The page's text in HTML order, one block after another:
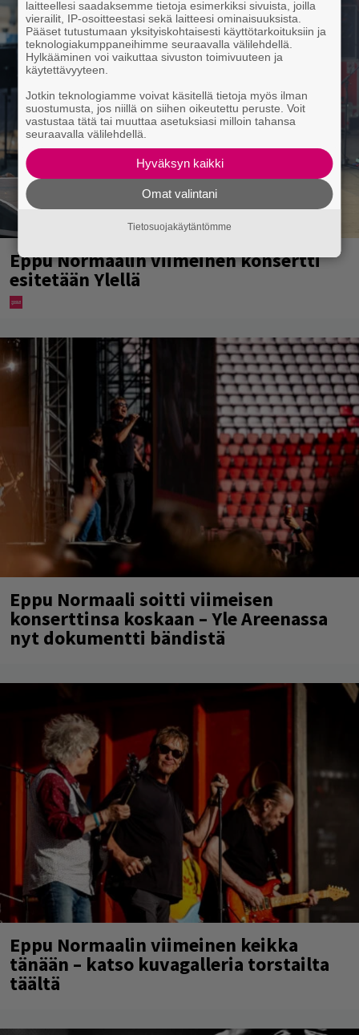
Eppu Normaalin viimeinen konsertti
esitetään Ylellä
Eppu Normaali soitti viimeisen
konserttinsa koskaan – Yle Areenassa
nyt dokumentti bändistä
Eppu Normaalin viimeinen keikka
tänään – katso kuvagalleria torstailta
täältä
laitteellesi saadaksemme tietoja esimerkiksi sivuista, joilla
vierailit, IP-osoitteestasi sekä laitteesi ominaisuuksista.
Pääset tutustumaan yksityiskohtaisesti käyttötarkoituksiin ja
teknologiakumppaneihimme seuraavalla välilehdellä.
Hylkääminen voi vaikuttaa sivuston toimivuuteen ja
käytettävyyteen.
Jotkin teknologiamme voivat käsitellä tietoja myös ilman
suostumusta, jos niillä on siihen oikeutettu peruste. Voit
vastustaa tätä tai muuttaa asetuksiasi milloin tahansa
seuraavalla välilehdellä.
Hyväksyn kaikki
Omat valintani
Tietosuojakäytäntömme